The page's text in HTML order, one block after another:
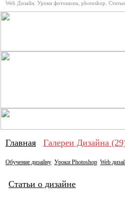
Web Дизайн. Уроки фотошопа, photoshop.
Главная Галереи Дизайна
Обучение дизайну Уроки Photoshop Web
Статьи о дизайне